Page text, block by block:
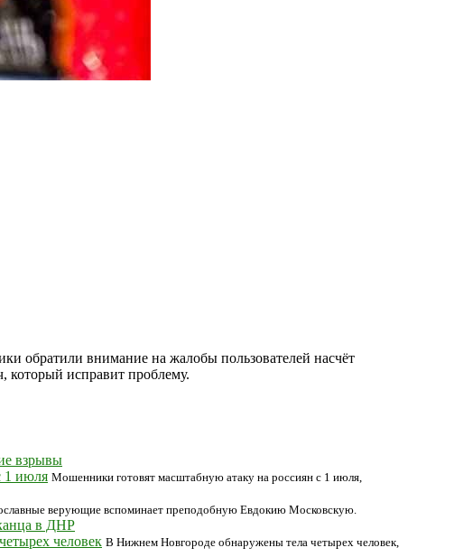
обратили внимание на жалобы пользователей насчёт
который исправит проблему.
взрывы
1 июля Мошенники готовят масштабную атаку на россиян с 1 июля,
верующие вспоминает преподобную Евдокию Московскую.
в ДНР
человек В Нижнем Новгороде обнаружены тела четырех человек,